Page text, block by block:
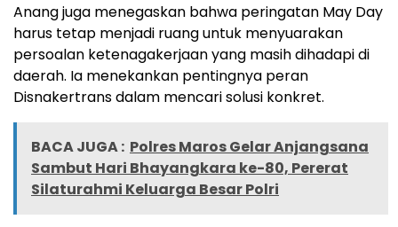
Anang juga menegaskan bahwa peringatan May Day
harus tetap menjadi ruang untuk menyuarakan
persoalan ketenagakerjaan yang masih dihadapi di
daerah. Ia menekankan pentingnya peran
Disnakertrans dalam mencari solusi konkret.
BACA JUGA : Polres Maros Gelar Anjangsana
Sambut Hari Bhayangkara ke-80, Pererat
Silaturahmi Keluarga Besar Polri